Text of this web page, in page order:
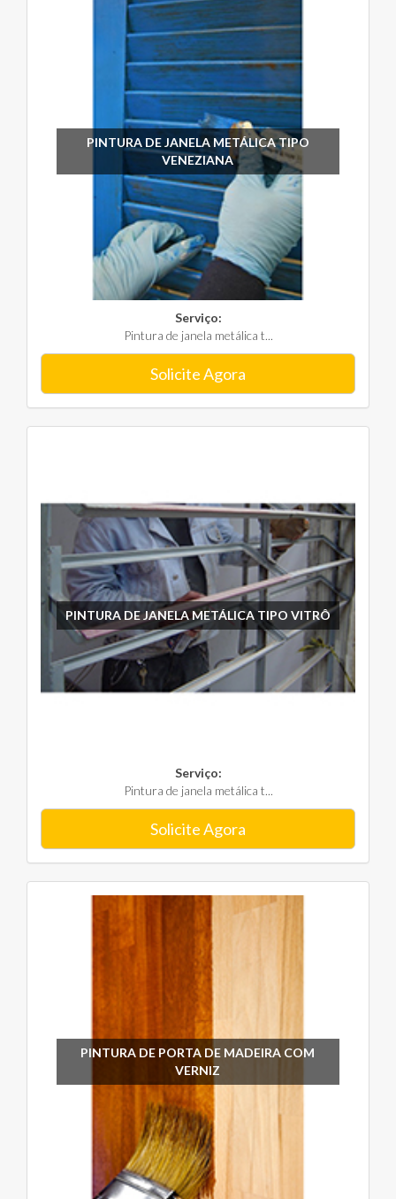
PINTURA DE JANELA METÁLICA TIPO
VENEZIANA
Serviço:
Pintura de janela metálica t...
Solicite Agora
PINTURA DE JANELA METÁLICA TIPO VITRÔ
Serviço:
Pintura de janela metálica t...
Solicite Agora
PINTURA DE PORTA DE MADEIRA COM
VERNIZ